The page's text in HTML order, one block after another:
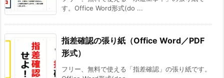
す。Office Word形式(do ...
指差確認の張り紙（Office Word／PDF
形式）
フリー、無料で使える「指差確認」の張り紙です。